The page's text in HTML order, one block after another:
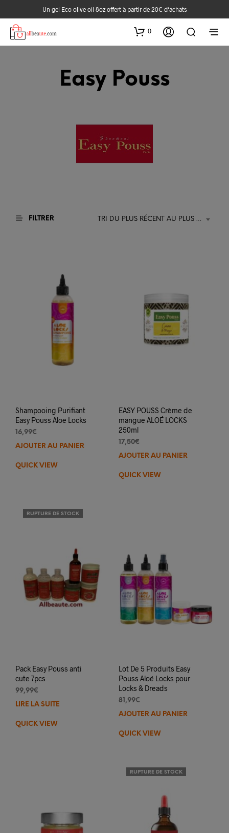
Un gel Eco olive oil 8oz offert à partir de 20€ d‘achats
0
Easy Pouss
FILTRER TRI DU PLUS RÉCENT AU PLUS ANCIEN
Shampooing Purifiant
Easy Pouss Aloe Locks
16,99€
AJOUTER AU PANIER
QUICK VIEW
EASY POUSS Crème de
mangue ALOÉ LOCKS
250ml
17,50€
AJOUTER AU PANIER
QUICK VIEW
RUPTURE DE STOCK
Pack Easy Pouss anti
cute 7pcs
99,99€
LIRE LA SUITE
QUICK VIEW
Lot De 5 Produits Easy
Pouss Aloé Locks pour
Locks & Dreads
81,99€
AJOUTER AU PANIER
QUICK VIEW
RUPTURE DE STOCK